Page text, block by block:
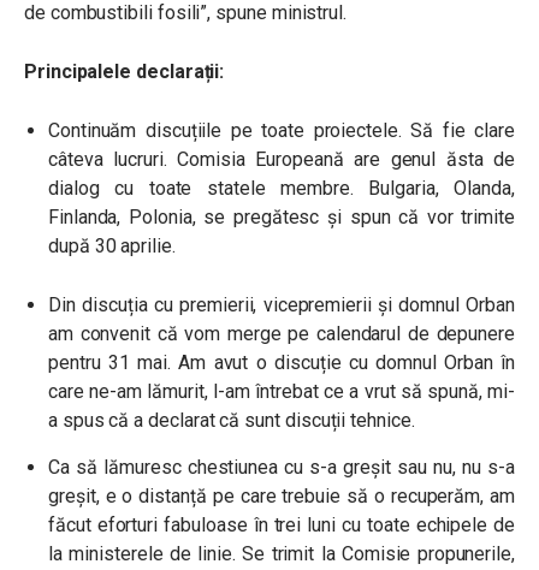
de combustibili fosili”, spune ministrul.
Principalele declarații:
Continuăm discuțiile pe toate proiectele. Să fie clare
câteva lucruri. Comisia Europeană are genul ăsta de
dialog cu toate statele membre. Bulgaria, Olanda,
Finlanda, Polonia, se pregătesc și spun că vor trimite
după 30 aprilie.
Din discuția cu premierii, vicepremierii și domnul Orban
am convenit că vom merge pe calendarul de depunere
pentru 31 mai. Am avut o discuție cu domnul Orban în
care ne-am lămurit, l-am întrebat ce a vrut să spună, mi-
a spus că a declarat că sunt discuții tehnice.
Ca să lămuresc chestiunea cu s-a greșit sau nu, nu s-a
greșit, e o distanță pe care trebuie să o recuperăm, am
făcut eforturi fabuloase în trei luni cu toate echipele de
la ministerele de linie. Se trimit la Comisie propunerile,